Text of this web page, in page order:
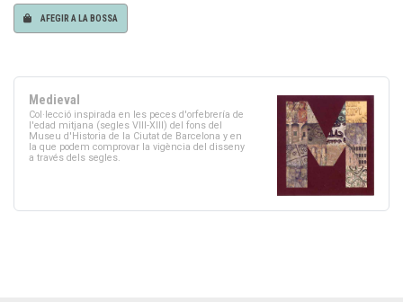
AFEGIR A LA BOSSA
Medieval
Col·lecció inspirada en les peces d'orfebrería de
l'edad mitjana (segles VIII-XIII) del fons del
Museu d'Historia de la Ciutat de Barcelona y en
la que podem comprovar la vigència del disseny
a través dels segles.